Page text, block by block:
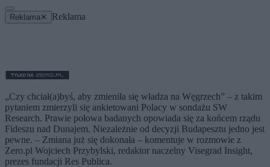
Reklama ✕ Reklama
„Czy chciał(a)byś, aby zmieniła się władza na Węgrzech” – z takim
pytaniem zmierzyli się ankietowani Polacy w sondażu SW
Research. Prawie połowa badanych opowiada się za końcem rządu
Fideszu nad Dunajem. Niezależnie od decyzji Budapesztu jedno jest
pewne. – Zmiana już się dokonała – komentuje w rozmowie z
Zero.pl Wojciech Przybylski, redaktor naczelny Visegrad Insight,
prezes fundacji Res Publica.